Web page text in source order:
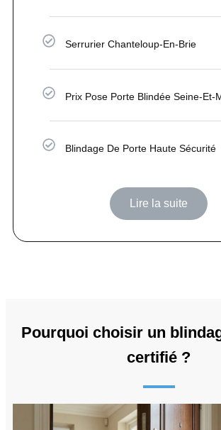
Serrurier Chanteloup-En-Brie
Prix Pose Porte Blindée Seine-Et-
Blindage De Porte Haute Sécurité
Lire la suite
Pourquoi choisir un
certifié ?